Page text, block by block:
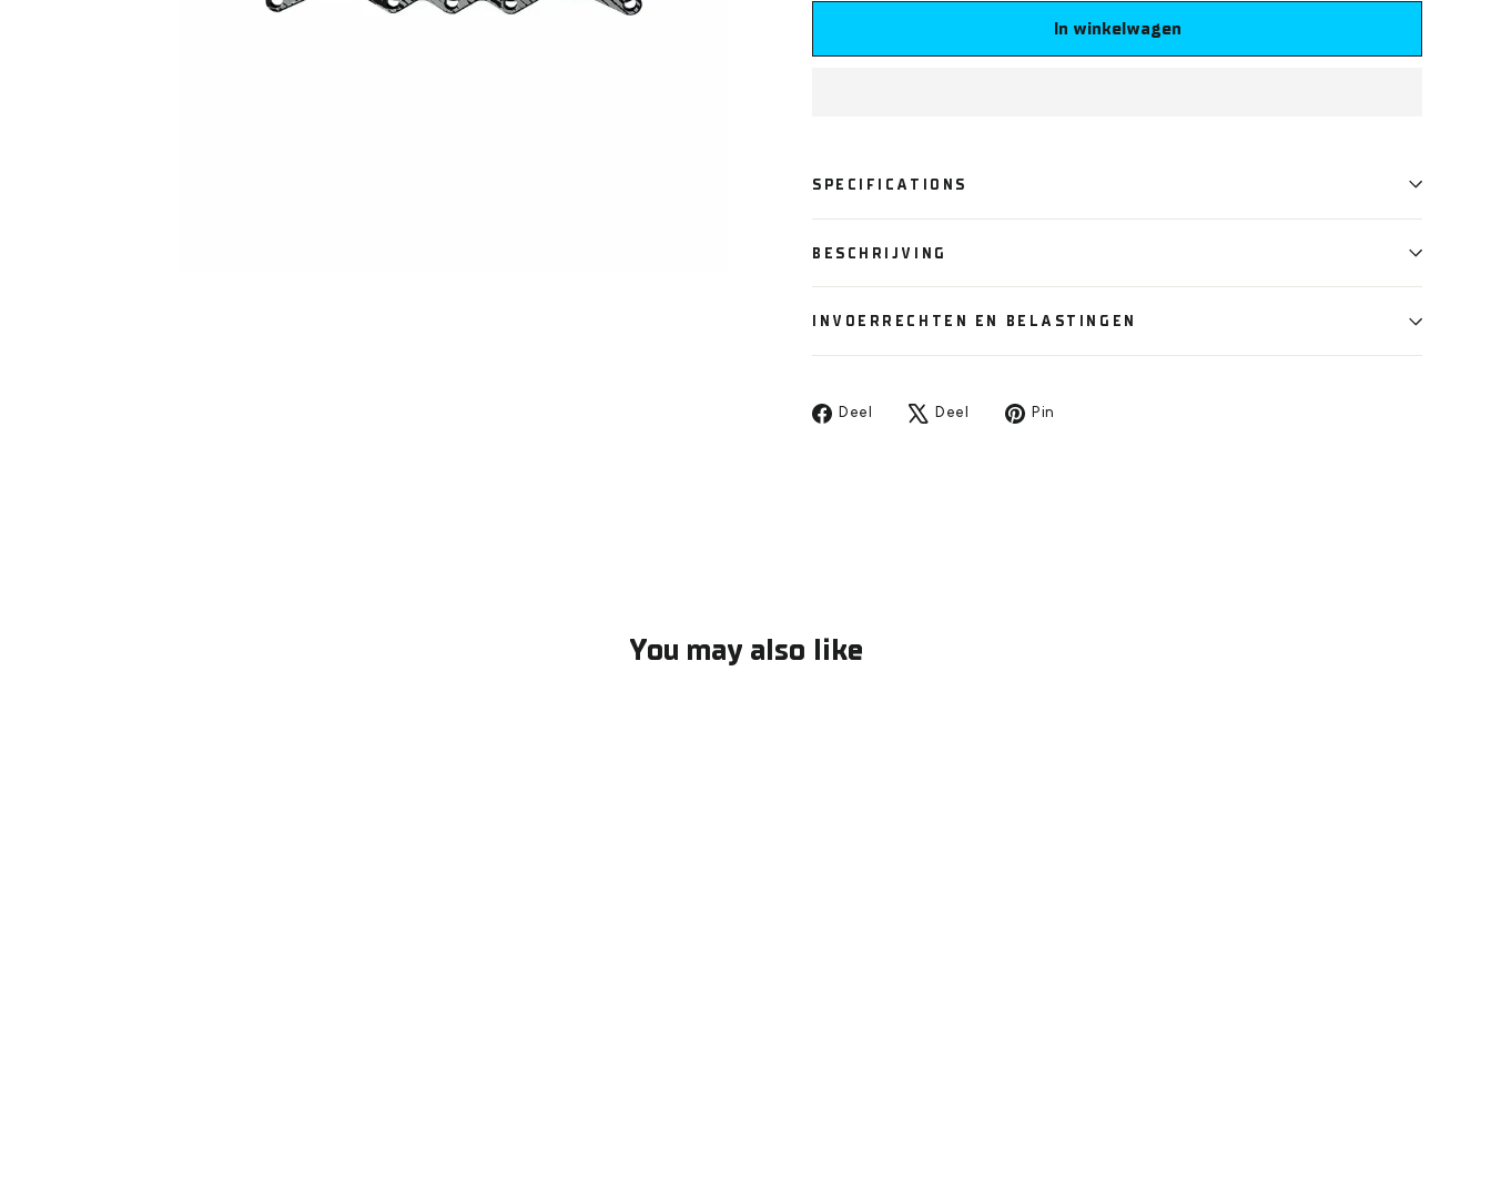
In winkelwagen
SPECIFICATIONS
BESCHRIJVING
INVOERRECHTEN EN BELASTINGEN
Deel
Deel
Deel
Tweet Pin
You may also like